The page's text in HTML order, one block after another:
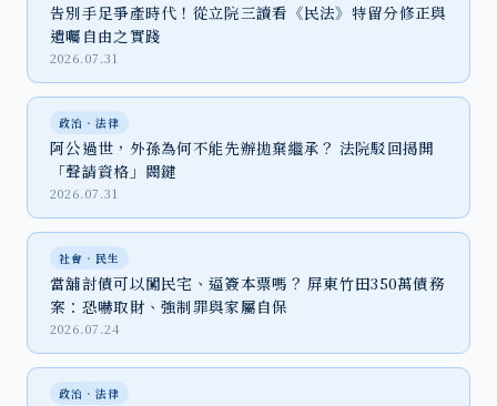
告別手足爭產時代！從立院三讀看《民法》特留分修正與
遺囑自由之實踐
2026.07.31
政治‧法律
阿公過世，外孫為何不能先辦拋棄繼承？ 法院駁回揭開
「聲請資格」關鍵
2026.07.31
社會‧民生
當舖討債可以闖民宅、逼簽本票嗎？ 屏東竹田350萬債務
案：恐嚇取財、強制罪與家屬自保
2026.07.24
政治‧法律